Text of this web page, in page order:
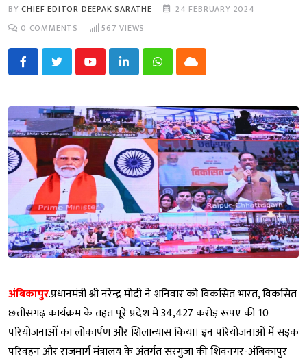
BYCHIEF EDITOR DEEPAK SARATHE
24 FEBRUARY 2024
0 COMMENTS 567 VIEWS
YoutubeLinkedInWhatsappCloud
अंबिकापुर.प्रधानमंत्री श्री नरेन्द्र मोदी ने शनिवार को विकसित भारत, विकसित
छत्तीसगढ़ कार्यक्रम के तहत पूरे प्रदेश में 34,427 करोड़ रूपए की 10
परियोजनाओं का लोकार्पण और शिलान्यास किया। इन परियोजनाओं में सड़क
परिवहन और राजमार्ग मंत्रालय के अंतर्गत सरगुजा की शिवनगर-अंबिकापुर